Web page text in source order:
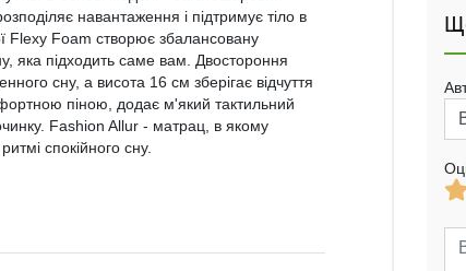
навантаження і підтримує тіло в
Flexy Foam створює збалансовану
яка підходить саме вам. Двостороння
сну, а висота 16 см зберігає відчуття
піною, додає м'який тактильний
Fashion Allur - матрац, в якому
спокійного сну.